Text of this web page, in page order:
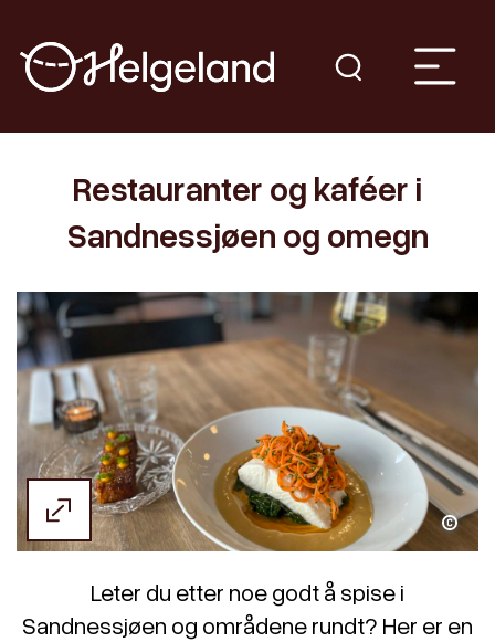
Restauranter og kaféer i
Sandnessjøen og omegn
Senta Rebecca Lürssen
Leter du etter noe godt å spise i
Sandnessjøen og områdene rundt? Her er en